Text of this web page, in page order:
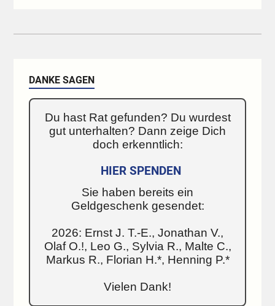
DANKE SAGEN
Du hast Rat gefunden? Du wurdest
gut unterhalten? Dann zeige Dich
doch erkenntlich:
HIER SPENDEN
Sie haben bereits ein
Geldgeschenk gesendet:
2026: Ernst J. T.-E., Jonathan V.,
Olaf O.!, Leo G., Sylvia R., Malte C.,
Markus R., Florian H.*, Henning P.*
Vielen Dank!